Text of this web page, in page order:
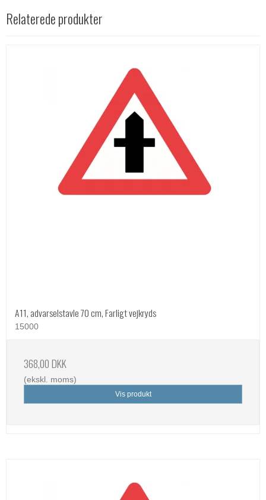
Relaterede produkter
A11, advarselstavle 70 cm, Farligt vejkryds
15000
368,00 DKK
(ekskl. moms)
Vis produkt